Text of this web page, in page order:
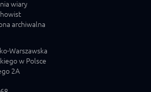
wiary
archiwalna
Warszawska
w Polsce
2A